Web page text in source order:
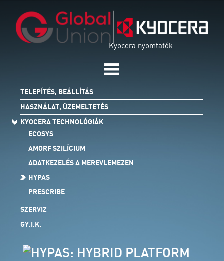
Kyocera nyomtatók
TELEPÍTÉS, BEÁLLÍTÁS
HASZNÁLAT, ÜZEMELTETÉS
KYOCERA TECHNOLÓGIÁK
ECOSYS
AMORF SZILÍCIUM
ADATKEZELÉS A MEREVLEMEZEN
HYPAS
PRESCRIBE
SZERVIZ
GY.I.K.